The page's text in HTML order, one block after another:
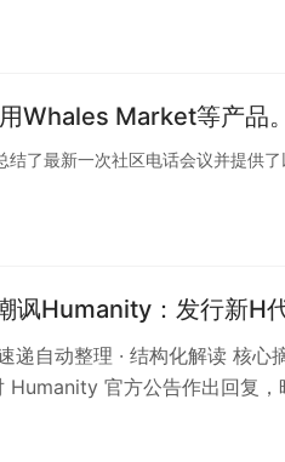
Whales Market等产品。
了最新一次社区电话会议并提供
讽Humanity：发行新H
递自动整理 · 结构化解读 核
Humanity 官方公告作出回复